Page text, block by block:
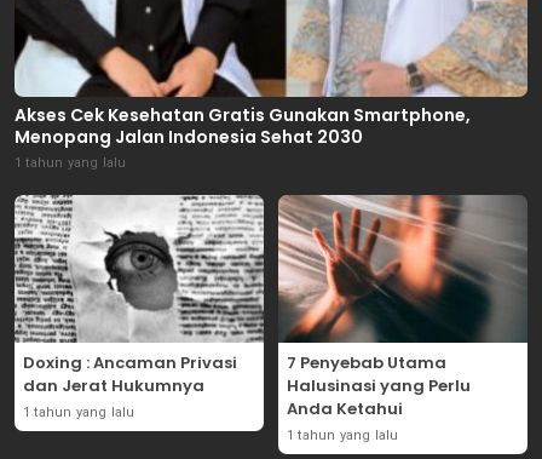
Akses Cek Kesehatan Gratis Gunakan Smartphone,
Menopang Jalan Indonesia Sehat 2030
1 tahun yang lalu
Doxing : Ancaman Privasi
dan Jerat Hukumnya
1 tahun yang lalu
7 Penyebab Utama
Halusinasi yang Perlu
Anda Ketahui
1 tahun yang lalu